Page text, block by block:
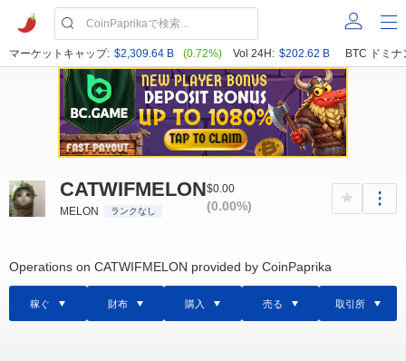
マーケットキャップ: $2,309.64 B (0.72%) Vol 24H: $202.62 B BTC ドミナ
CATWIFMELON
MELON ランクなし
$0.00
(0.00%)
Operations on CATWIFMELON provided by CoinPaprika
稼ぐ 財布 購入 売る 取引所